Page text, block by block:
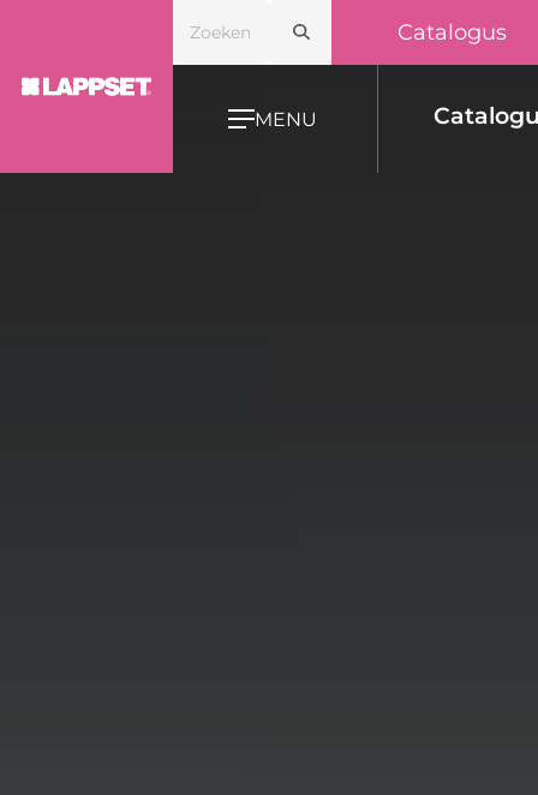
Catalogus
MENU